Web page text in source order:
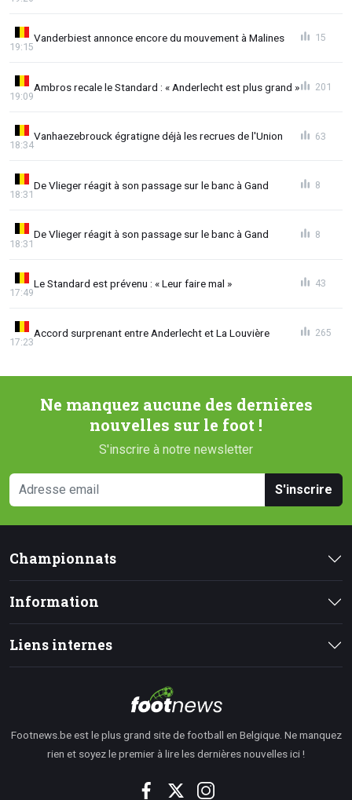
Vanderbiest annonce encore du mouvement à Malines
19:15
15
Ambros recale le Standard : « Anderlecht est plus grand »
19:09
201
Vanhaezebrouck égratigne déjà les recrues de l'Union
18:34
63
De Vlieger réagit à son passage sur le banc à Gand
18:31
8
De Vlieger réagit à son passage sur le banc à Gand
18:31
8
Le Standard est prévenu : « Leur faire mal »
17:49
43
Accord surprenant entre Anderlecht et La Louvière
17:23
265
Ne manquez aucune des dernières
nouvelles sur le foot !
S'inscrire à notre newsletter
S'inscrire
Championnats
Information
Liens internes
Footnews.be est le plus grand site de football en Belgique. Ne manquez
rien et soyez le premier à lire les dernières nouvelles ici !